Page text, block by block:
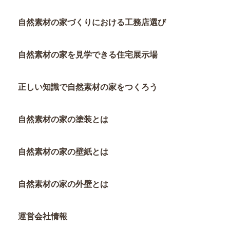
自然素材の家づくりにおける工務店選び
自然素材の家を見学できる住宅展示場
正しい知識で自然素材の家をつくろう
自然素材の家の塗装とは
自然素材の家の壁紙とは
自然素材の家の外壁とは
運営会社情報